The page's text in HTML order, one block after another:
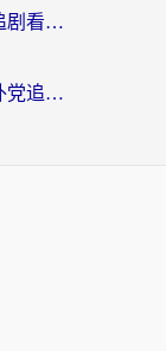
国外看不了咪咕直播吗？海外党追剧看片的加速器选择指南
国外能看中央电视台吗现在？海外党追剧看央视的实用指南